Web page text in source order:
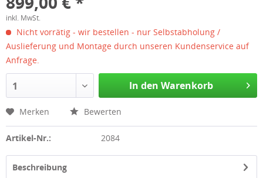
inkl. MwSt.
Nicht vorrätig - wir bestellen - nur Selbstabholung /
Auslieferung und Montage durch unseren Kundenservice auf
Anfrage.
1 In den Warenkorb
Merken Bewerten
Artikel-Nr.: 2084
Beschreibung